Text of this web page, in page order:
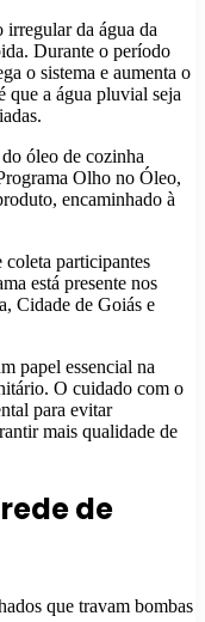
irregular da água da
Durante o período
o sistema e aumenta o
que a água pluvial seja
óleo de cozinha
Olho no Óleo,
encaminhado à
coleta participantes
está presente nos
Cidade de Goiás e
papel essencial na
O cuidado com o
para evitar
mais qualidade de
de
que travam bombas